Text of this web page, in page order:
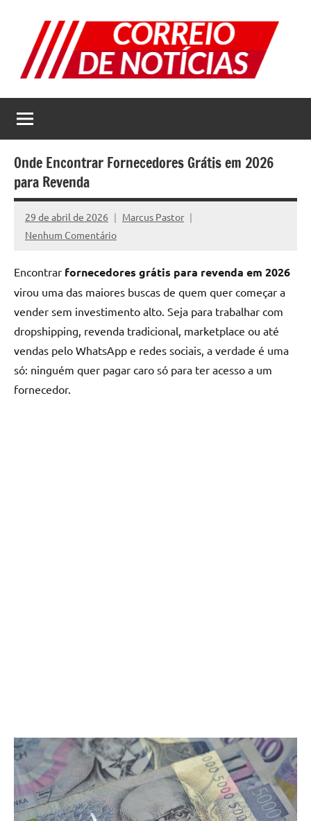
conteúdo
Correio
de
Notícias
as
melhores
notícias
internet
Onde Encontrar Fornecedores Grátis em 2026
para Revenda
29 de abril de 2026
Marcus Pastor
Nenhum Comentário
Encontrar fornecedores grátis para revenda em 2026
virou uma das maiores buscas de quem quer começar a
vender sem investimento alto. Seja para trabalhar com
dropshipping, revenda tradicional, marketplace ou até
vendas pelo WhatsApp e redes sociais, a verdade é uma
só: ninguém quer pagar caro só para ter acesso a um
fornecedor.